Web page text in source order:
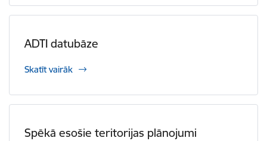
ADTI datubāze
Skatīt vairāk
Spēkā esošie teritorijas plānojumi